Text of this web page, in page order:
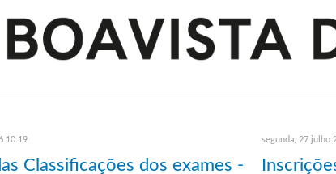
10:19
Classificações dos exames -
segunda, 27 julho